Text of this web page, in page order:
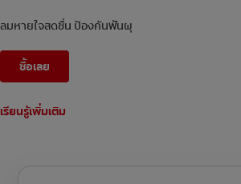
ลมหายใจสดชื่น ป้องกันฟันผุ
ซื้อเลย
เรียนรู้เพิ่มเติม